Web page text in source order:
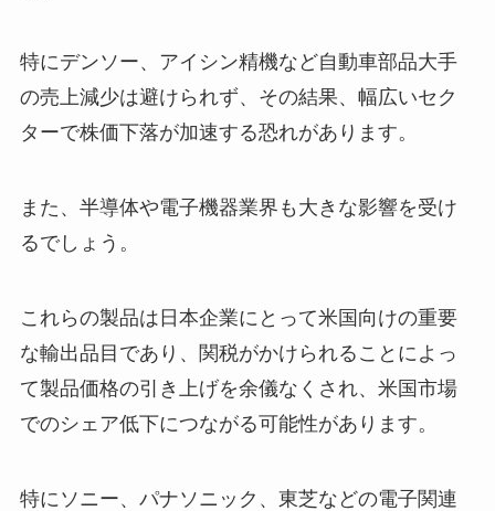
特にデンソー、アイシン精機など自動車部品大手
の売上減少は避けられず、その結果、幅広いセク
ターで株価下落が加速する恐れがあります。
また、半導体や電子機器業界も大きな影響を受け
るでしょう。
これらの製品は日本企業にとって米国向けの重要
な輸出品目であり、関税がかけられることによっ
て製品価格の引き上げを余儀なくされ、米国市場
でのシェア低下につながる可能性があります。
特にソニー、パナソニック、東芝などの電子関連